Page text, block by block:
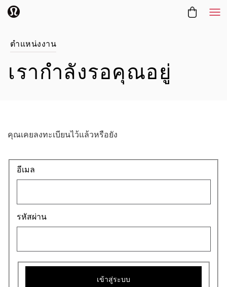
ตำแหน่งงาน
เรากำลังรอคุณอยู่
คุณเคยลงทะเบียนไว้แล้วหรือยัง
Login: user and password
อีเมล
รหัสผ่าน
เข้าสู่ระบบ